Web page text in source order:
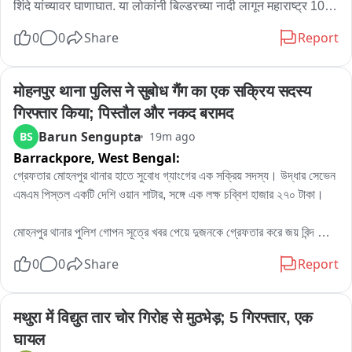
शिंदे यांच्यावर घाणाघात. या लोकांनी बिल्डरच्या नादी लागून महाराष्ट्र 10
धरून जनता सहन करेल असा समज ठेऊन कोणी नाटक करेल तर त्याच्या
0 0 Share Report
मोहनपुर थाना पुलिस ने सुबोध गैंग का एक सक्रिय सदस्य
गिरफ्तार किया; पिस्तौल और नकद बरामद
BS Barun Sengupta 19m ago
Barrackpore, West Bengal:
গ্রেফতার মোহনপুর থানার হাতে সুবোধ গ্যাংগের এক সক্রিয় সদস্য। উদ্ধার সেভেন
এমএম পিস্তল একটি দেশি ওয়ান শাটার, সঙ্গে এক লক্ষ চব্বিশ হাজার ২৭০ টাকা।
মোহনপুর থানার পুলিশ গোপন সূত্রে খবর পেয়ে দুজনকে গ্রেফতার করে জয় বিন্দ
এরমধ্যে জয়বিন্দ চৌধুরী কুখ্যাত দুষ্কৃতী সুবোধ সিং গ্যাং এর লোক।
তাদের কাছে এলো কি করে।
এবং সুবোধ সিং কি নতুন করে কোন বরাত দিয়েছিল যার জন্য এত টাকা এবং বন্দুক
জড়ো করেছিল এই দুই দুষ্কৃতী।
0 0 Share Report
मथुरा में विद्युत तार चोर गिरोह से मुठभेड़; 5 गिरफ्तार, एक
घायल